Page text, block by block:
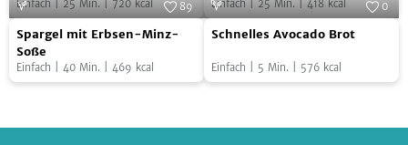
vegan
mit
Ziegenkäse
und
geröstetem
Brot
Einfach 25 Min. 720 kcal Einfach 25 Min. 418 kcal
Spargel
mit
Erbsen-
SevenCooks
89
Spargel mit Erbsen-Minz-
Soße
Einfach 40 Min. 469 kcal
Schnelles
Brot
Foto:
0
Schnelles Avocado Brot
Einfach 5 Min. 576 kcal